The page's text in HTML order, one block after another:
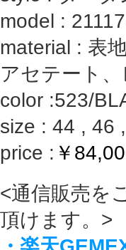
model :
material : 表
アセテート
color :523/
size : 44 , 46
price : ￥
<通信販売を
頂けます。>